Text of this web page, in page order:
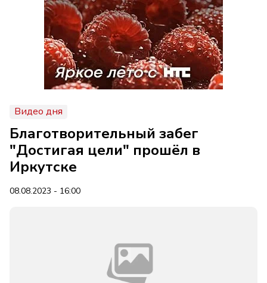
Видео дня
Благотворительный забег
"Достигая цели" прошёл в
Иркутске
08.08.2023 - 16:00